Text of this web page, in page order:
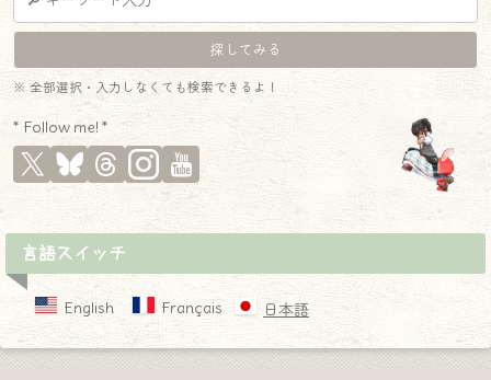
※ 全部選択・入力しなくても検索できるよ！
* Follow me! *
言語スイッチ
English Français 日本語